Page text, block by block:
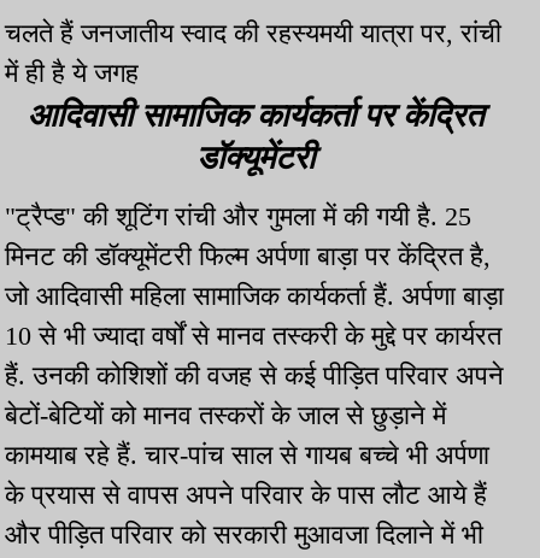
चलते हैं जनजातीय स्वाद की रहस्यमयी यात्रा पर, रांची
में ही है ये जगह
आदिवासी सामाजिक कार्यकर्ता पर केंद्रित
डॉक्यूमेंटरी
"ट्रैप्ड" की शूटिंग रांची और गुमला में की गयी है. 25
मिनट की डॉक्यूमेंटरी फिल्म अर्पणा बाड़ा पर केंद्रित है,
जो आदिवासी महिला सामाजिक कार्यकर्ता हैं. अर्पणा बाड़ा
10 से भी ज्यादा वर्षों से मानव तस्करी के मुद्दे पर कार्यरत
हैं. उनकी कोशिशों की वजह से कई पीड़ित परिवार अपने
बेटों-बेटियों को मानव तस्करों के जाल से छुड़ाने में
कामयाब रहे हैं. चार-पांच साल से गायब बच्चे भी अर्पणा
के प्रयास से वापस अपने परिवार के पास लौट आये हैं
और पीड़ित परिवार को सरकारी मुआवजा दिलाने में भी